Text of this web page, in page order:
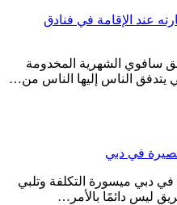
عند الإقامة في فنادق
سافوي الشهرية المخدومة
يتدفق الناس إليها الناس من…
في دبي
دبي ميسورة التكلفة وتلبي
ليس دائمًا بالأمر…